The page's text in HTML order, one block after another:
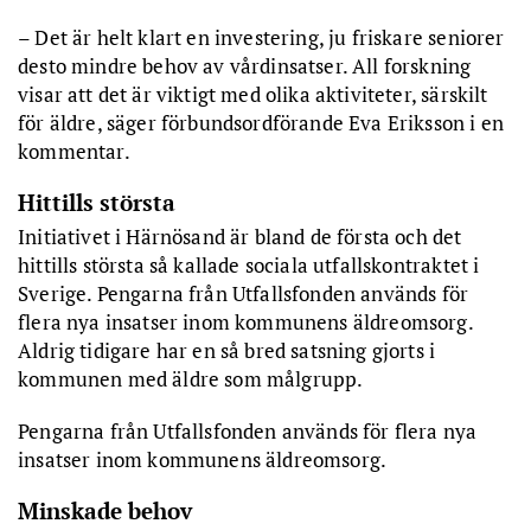
– Det är helt klart en investering, ju friskare seniorer
desto mindre behov av vårdinsatser. All forskning
visar att det är viktigt med olika aktiviteter, särskilt
för äldre, säger förbundsordförande Eva Eriksson i en
kommentar.
Hittills största
Initiativet i Härnösand är bland de första och det
hittills största så kallade sociala utfallskontraktet i
Sverige. Pengarna från Utfallsfonden används för
flera nya insatser inom kommunens äldreomsorg.
Aldrig tidigare har en så bred satsning gjorts i
kommunen med äldre som målgrupp.
Pengarna från Utfallsfonden används för flera nya
insatser inom kommunens äldreomsorg.
Minskade behov